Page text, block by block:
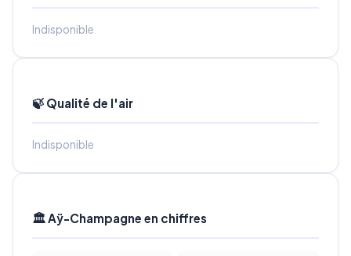
Indisponible
🍃 Qualité de l'air
Indisponible
🏛️ Aÿ-Champagne en chiffres